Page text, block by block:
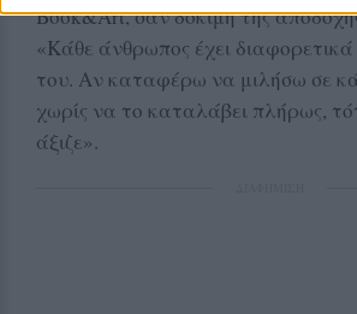
Book&Art, σαν δοκιμή της
«Κάθε άνθρωπος έχει
του. Αν καταφέρω να μιλήσω σε
χωρίς να το καταλάβει πλήρως,
άξιζε».